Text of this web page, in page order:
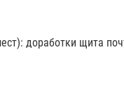
доработки щита